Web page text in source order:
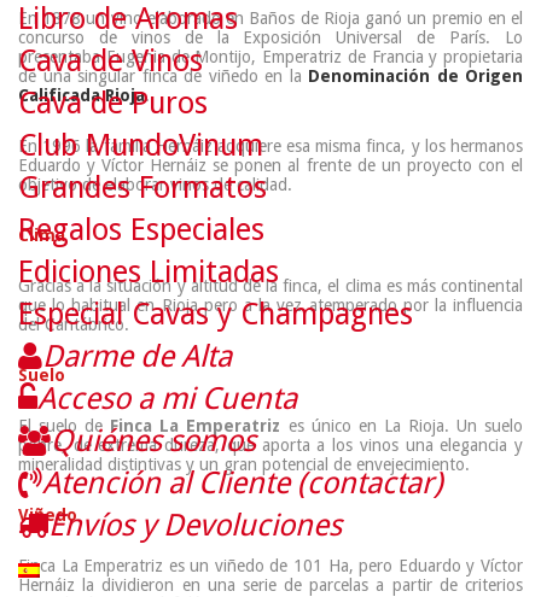
En 1878 un vino elaborado en Baños de Rioja ganó un premio en el
concurso de vinos de la Exposición Universal de París. Lo
presentaba Eugenia de Montijo, Emperatriz de Francia y propietaria
de una singular finca de viñedo en la Denominación de Origen
Calificada Rioja.
En 1996 la familia Hernáiz adquiere esa misma finca, y los hermanos
Eduardo y Víctor Hernáiz se ponen al frente de un proyecto con el
objetivo de elaborar vinos de calidad.
Clima
Gracias a la situación y altitud de la finca, el clima es más continental
que lo habitual en Rioja pero a la vez atemperado por la influencia
del Cantábrico.
Suelo
El suelo de Finca La Emperatriz es único en La Rioja. Un suelo
pobre, de extrema dureza, que aporta a los vinos una elegancia y
mineralidad distintivas y un gran potencial de envejecimiento.
Viñedo
Finca La Emperatriz es un viñedo de 101 Ha, pero Eduardo y Víctor
Hernáiz la dividieron en una serie de parcelas a partir de criterios
Libro de Aromas
Cava de Vinos
Cava de Puros
Club MundoVinum
Grandes Formatos
Regalos Especiales
Ediciones Limitadas
Especial Cavas y Champagnes
Darme de Alta
Acceso a mi Cuenta
Quiénes somos
Atención al Cliente (contactar)
Envíos y Devoluciones